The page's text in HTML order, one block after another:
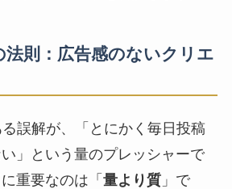
法則：広告感のないクリエ
誤解が、「とにかく毎日投稿
」という量のプレッシャーで
重要なのは「 量より質」で